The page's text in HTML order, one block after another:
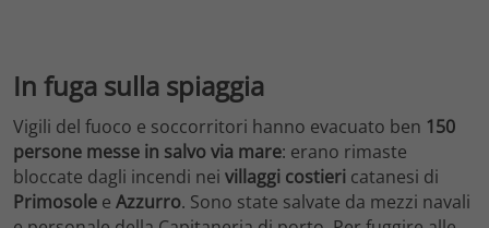
In fuga sulla spiaggia
Vigili del fuoco e soccorritori hanno evacuato ben 150
persone messe in salvo via mare: erano rimaste
bloccate dagli incendi nei villaggi costieri catanesi di
Primosole e Azzurro. Sono state salvate da mezzi navali